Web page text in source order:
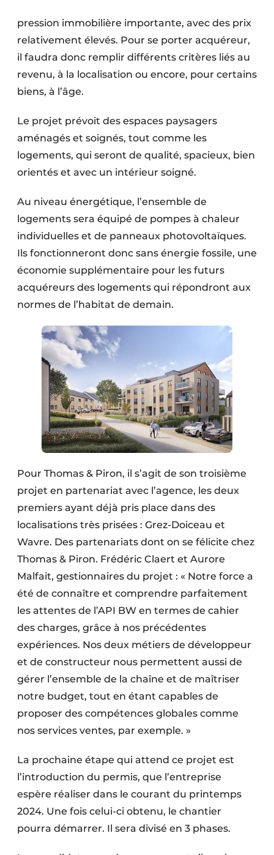
pression immobilière importante, avec des prix
relativement élevés. Pour se porter acquéreur,
il faudra donc remplir différents critères liés au
revenu, à la localisation ou encore, pour certains
biens, à l’âge.
Le projet prévoit des espaces paysagers
aménagés et soignés, tout comme les
logements, qui seront de qualité, spacieux, bien
orientés et avec un intérieur soigné.
Au niveau énergétique, l’ensemble de
logements sera équipé de pompes à chaleur
individuelles et de panneaux photovoltaïques.
Ils fonctionneront donc sans énergie fossile, une
économie supplémentaire pour les futurs
acquéreurs des logements qui répondront aux
normes de l’habitat de demain.
Pour Thomas & Piron, il s’agit de son troisième
projet en partenariat avec l’agence, les deux
premiers ayant déjà pris place dans des
localisations très prisées : Grez-Doiceau et
Wavre. Des partenariats dont on se félicite chez
Thomas & Piron. Frédéric Claert et Aurore
Malfait, gestionnaires du projet : « Notre force a
été de connaître et comprendre parfaitement
les attentes de l’API BW en termes de cahier
des charges, grâce à nos précédentes
expériences. Nos deux métiers de développeur
et de constructeur nous permettent aussi de
gérer l’ensemble de la chaîne et de maîtriser
notre budget, tout en étant capables de
proposer des compétences globales comme
nos services ventes, par exemple. »
La prochaine étape qui attend ce projet est
l’introduction du permis, que l’entreprise
espère réaliser dans le courant du printemps
2024. Une fois celui-ci obtenu, le chantier
pourra démarrer. Il sera divisé en 3 phases.